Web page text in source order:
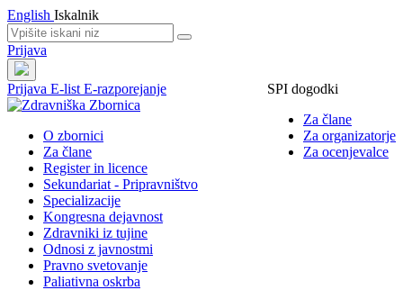
English Iskalnik
Prijava
Prijava
SPI dogodki
Za člane
Za organizatorje
Za ocenjevalce
E-list E-razporejanje
O zbornici
Za člane
Register in licence
Sekundariat - Pripravništvo
Specializacije
Kongresna dejavnost
Zdravniki iz tujine
Odnosi z javnostmi
Pravno svetovanje
Paliativna oskrba